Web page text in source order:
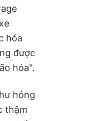
hóa
được
hóa".
hỏng
thậm